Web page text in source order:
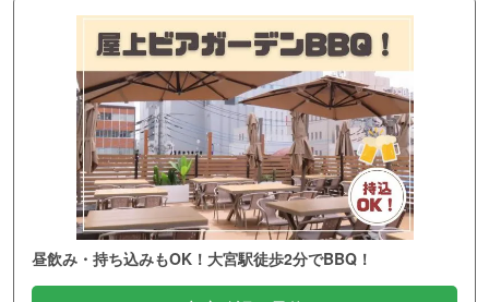
昼飲み・持ち込みもOK！大宮駅徒歩2分でBBQ！